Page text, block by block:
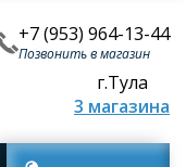
+7 (953) 964-13-44
Позвонить в магазин
г.Тула
3 магазина